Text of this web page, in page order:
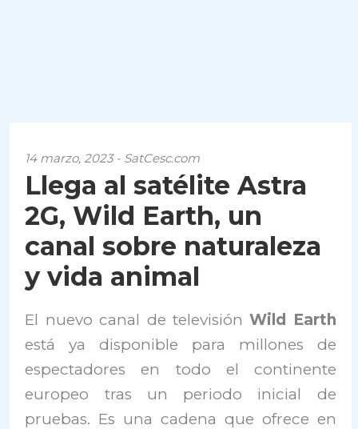
14 marzo, 2023 - SatCesc.com
Llega al satélite Astra
2G, Wild Earth, un
canal sobre naturaleza
y vida animal
El nuevo canal de televisiónWild Earth
está ya disponible para millones de
espectadores en todo el continente
europeo tras un periodo inicial de
pruebas. Es una cadena que ofrece en